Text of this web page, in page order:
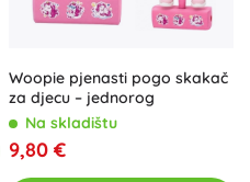
Woopie pjenasti pogo skakač
za djecu – jednorog
Na skladištu
9,80 €